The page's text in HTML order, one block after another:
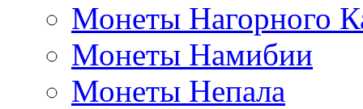
Монеты Нагорного
Монеты Намибии
Монеты Непала